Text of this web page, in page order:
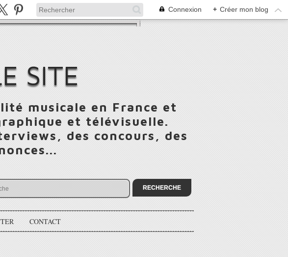
Connexion + Créer mon blog
SITE
musicale en France et
et télévisuelle.
des concours, des
CONTACT